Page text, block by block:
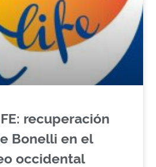
recuperación
Bonelli en el
occidental